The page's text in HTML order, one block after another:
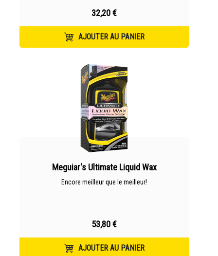
32,20 €
AJOUTER AU PANIER
Meguiar's Ultimate Liquid Wax
Encore meilleur que le meilleur!
53,80 €
AJOUTER AU PANIER